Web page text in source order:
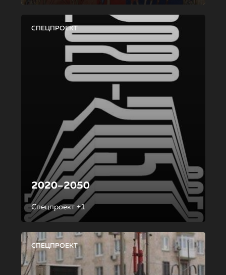
СПЕЦПРОЕКТ
2020–2050
Спецпроект +1
СПЕЦПРОЕКТ